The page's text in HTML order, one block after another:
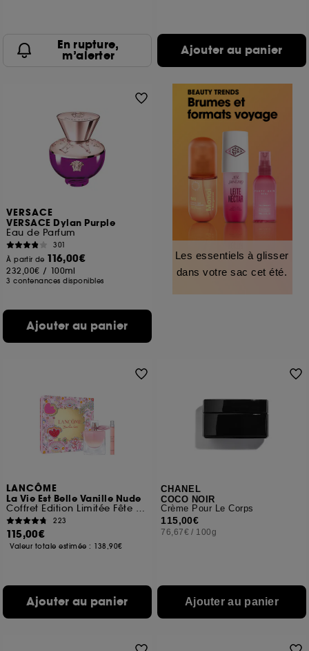
En rupture,
m’alerter Ajouter au panier
VERSACE
VERSACE Dylan Purple
Eau de Parfum
301
À partir de 116,00€
232,00€ / 100ml
3 contenances disponibles
Ajouter au panier
Les essentiels à glisser
dans votre sac cet été.
LANCÔME
La Vie Est Belle Vanille Nude
Coffret Edition Limitée Fête des Mères
223
115,00€
Valeur totale estimée : 138,90€
Ajouter au panier
CHANEL
COCO NOIR
Crème Pour Le Corps
115,00€
76,67€ / 100g
Ajouter au panier